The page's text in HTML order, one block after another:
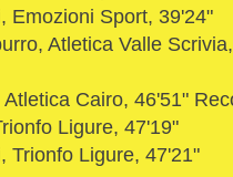
Emozioni Sport, 39'24"
Atletica Valle
Cairo, 46'51"
Ligure, 47'19"
Trionfo Ligure, 47'21"